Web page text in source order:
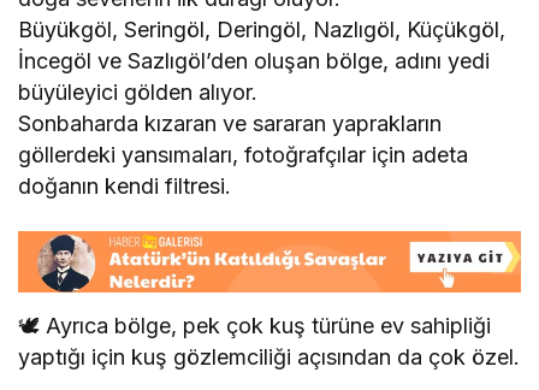
Büyükgöl, Seringöl, Deringöl, Nazlıgöl, Küçükgöl,
İncegöl ve Sazlıgöl’den oluşan bölge, adını yedi
büyüleyici gölden alıyor.
Sonbaharda kızaran ve sararan yaprakların
göllerdeki yansımaları, fotoğrafçılar için adeta
doğanın kendi filtresi.
🕊️ Ayrıca bölge, pek çok kuş türüne ev sahipliği
yaptığı için kuş gözlemciliği açısından da çok özel.